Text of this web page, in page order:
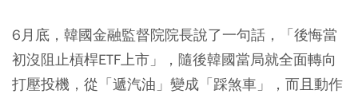
6月底，韓國金融監督院院長說了一句話，「後悔當
初沒阻止槓桿ETF上市」，隨後韓國當局就全面轉向
打壓投機，從「遞汽油」變成「踩煞車」，而且動作